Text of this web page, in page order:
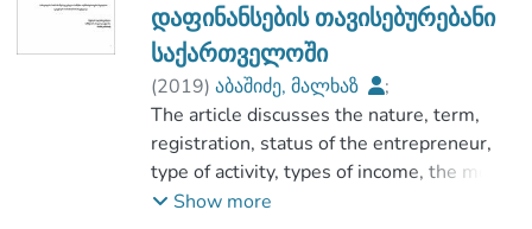
დაფინანსების თავისებურებანი
საქართველოში
(2019) აბაშიძე, მალხაზ
;
ცინარიძე, რამინ
;
აგრარულ მეცნიერებათა და ბიზნესის
ადმინისტრირების ფაკულტეტი
;
The article discusses the nature, term,
registration, status of the entrepreneur,
type of activity, types of income, the mode
of taxation of small business. Also
Show more